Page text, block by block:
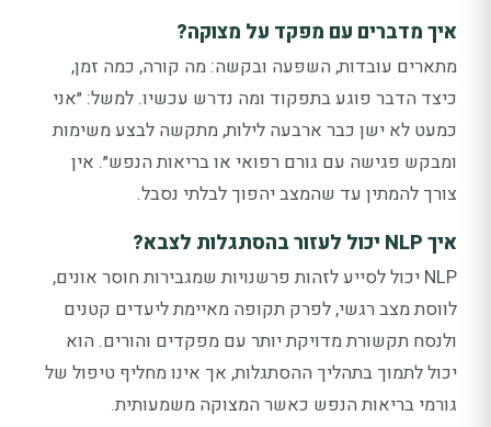
איך מדברים עם מפקד על מצוקה?
מתארים עובדות, השפעה ובקשה: מה קורה, כמה זמן,
כיצד הדבר פוגע בתפקוד ומה נדרש עכשיו. למשל: ״אני
כמעט לא ישן כבר ארבעה לילות, מתקשה לבצע משימות
ומבקש פגישה עם גורם רפואי או בריאות הנפש״. אין
צורך להמתין עד שהמצב יהפוך לבלתי נסבל.
איך NLP יכול לעזור בהסתגלות לצבא?
NLP יכול לסייע לזהות פרשנויות שמגבירות חוסר אונים,
לווסת מצב רגשי, לפרק תקופה מאיימת ליעדים קטנים
ולנסח תקשורת מדויקת יותר עם מפקדים והורים. הוא
יכול לתמוך בתהליך ההסתגלות, אך אינו מחליף טיפול של
גורמי בריאות הנפש כאשר המצוקה משמעותית.